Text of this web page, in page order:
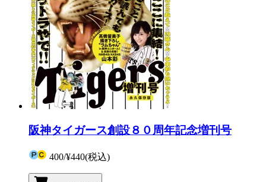
阪神タイガース創設８０周年記念増刊号
400/¥440(税込)